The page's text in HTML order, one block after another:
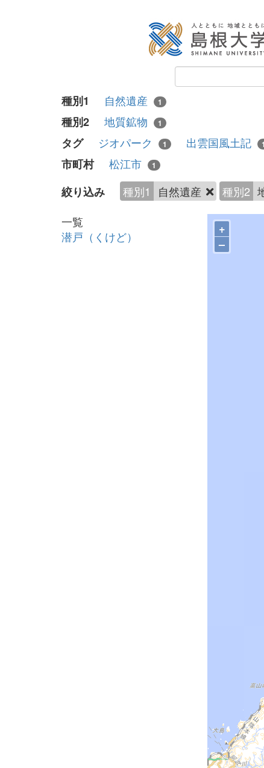
種別1 自然遺産 1
種別2 地質鉱物 1
タグ ジオパーク 1 出雲国風土記 1
市町村 松江市 1
絞り込み 種別1 自然遺産 種別2
一覧
潜戸（くけど）
+
–